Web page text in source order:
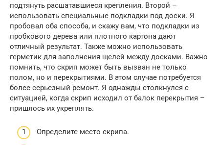
подтянуть расшатавшиеся крепления. Второй –
использовать специальные подкладки под доски. Я
пробовал оба способа, и скажу вам, что подкладки из
пробкового дерева или плотного картона дают
отличный результат. Также можно использовать
герметик для заполнения щелей между досками. Важно
помнить, что скрип может быть вызван не только
полом, но и перекрытиями. В этом случае потребуется
более серьезный ремонт. Я однажды столкнулся с
ситуацией, когда скрип исходил от балок перекрытия –
пришлось их укреплять.
Определите место скрипа.